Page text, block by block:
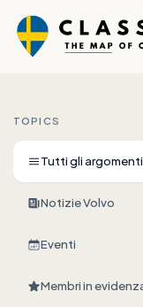
TOPICS
Tutti gli argomenti
Notizie Volvo
Eventi
Membri in